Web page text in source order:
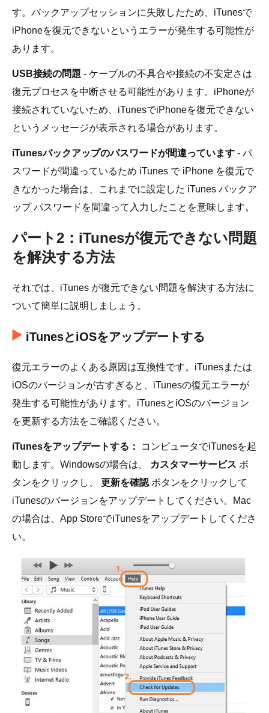
す。バックアップセッションに失敗したため、iTunesで
iPhoneを復元できないというエラーが発生する可能性が
あります。
USB接続の問題 - ケーブルの不具合や接続の不安定さは
復元プロセスを中断させる可能性があります。iPhoneが
接続されていないため、iTunesでiPhoneを復元できない
というメッセージが表示される場合があります。
iTunesバックアップのパスワードが間違っています - パ
スワードが間違っているため iTunes で iPhone を復元で
きなかった場合は、これまでに設定した iTunes バックア
ップ パスワードを間違って入力したことを意味します。
パート2：iTunesが復元できない問題
を解決する方法
それでは、iTunes が復元できない問題を解決する方法に
ついて簡単に説明しましょう。
iTunesとiOSをアップデートする
復元エラーのよくある原因は互換性です。iTunesまたは
iOSのバージョンが古すぎると、iTunesの復元エラーが
発生する可能性があります。iTunesとiOSのバージョン
を更新する方法をご確認ください。
iTunesをアップデートする：
コンピュータでiTunesを起
動します。Windowsの場合は、
カスタマーサービス ボ
タンをクリックし、 更新を確認 ボタンをクリックして
iTunesのバージョンをアップデートしてください。Mac
の場合は、App StoreでiTunesをアップデートしてくださ
い。